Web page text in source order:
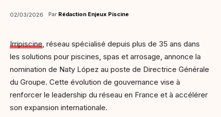
02/03/2026 Par Rédaction Enjeux Piscine
Irripiscine , réseau spécialisé depuis plus de 35 ans dans
les solutions pour piscines, spas et arrosage, annonce la
nomination de Naty López au poste de Directrice Générale
du Groupe. Cette évolution de gouvernance vise à
renforcer le leadership du réseau en France et à accélérer
son expansion internationale.